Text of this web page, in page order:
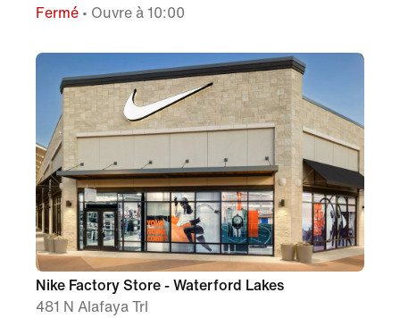
Fermé • Ouvre à 10:00
Nike Factory Store - Waterford Lakes
481 N Alafaya Trl